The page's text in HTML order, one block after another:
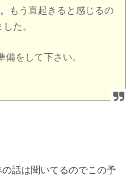
もう直起きると感じるの
た。
をして下さい。
話は聞いてるのでこの予